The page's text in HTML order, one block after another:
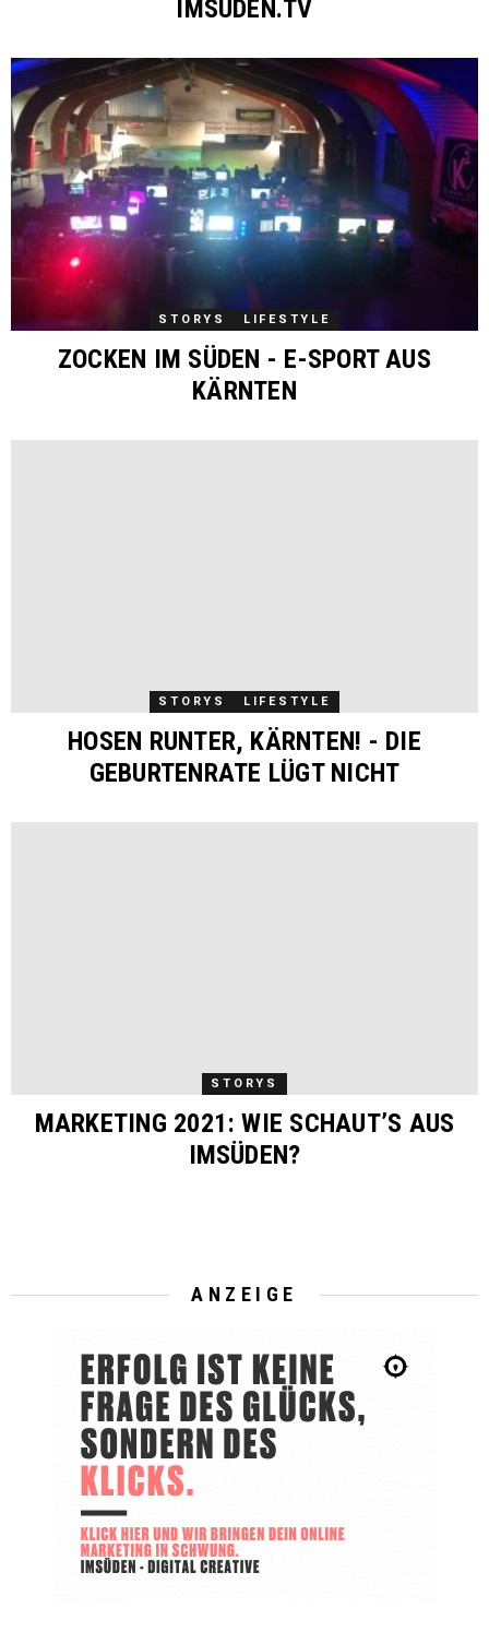
IMSÜDEN.TV
STORYS LIFESTYLE
ZOCKEN IM SÜDEN - E-SPORT AUS
KÄRNTEN
STORYS LIFESTYLE
HOSEN RUNTER, KÄRNTEN! - DIE
GEBURTENRATE LÜGT NICHT
STORYS
MARKETING 2021: WIE SCHAUT’S AUS
IMSÜDEN?
ANZEIGE